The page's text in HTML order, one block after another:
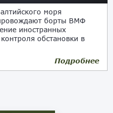
моря
борты ВМФ
иностранных
обстановки в
Подробнее